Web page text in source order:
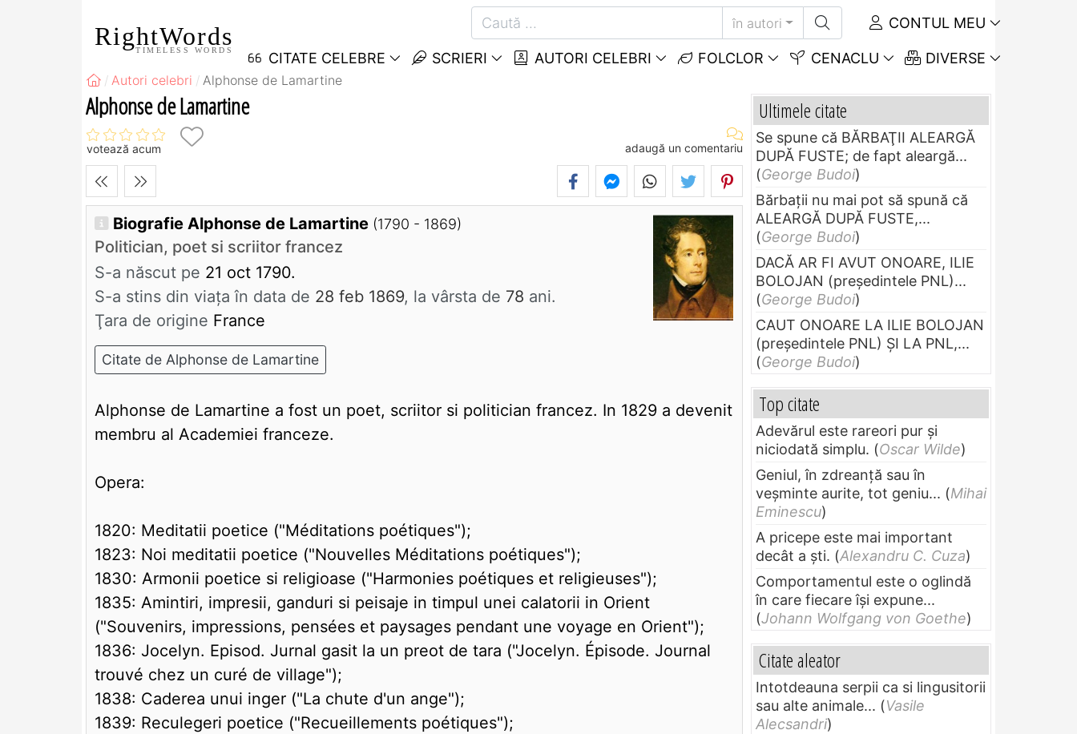
RightWords
TIMELESS WORDS
în autori CONTUL MEU
CITATE CELEBRE SCRIERI AUTORI CELEBRI FOLCLOR CENACLU DIVERSE
Autori celebri Alphonse de Lamartine
Alphonse de Lamartine
votează acum adaugă un comentariu
Biografie Alphonse de Lamartine (1790 - 1869)
Politician, poet si scriitor francez
S-a născut pe 21 oct 1790.
S-a stins din viaţa în data de 28 feb 1869, la vârsta de 78 ani.
Ţara de origine France
Citate de Alphonse de Lamartine
Alphonse de Lamartine a fost un poet, scriitor si politician francez. In 1829 a devenit
membru al Academiei franceze.
Opera:
1820: Meditatii poetice ("Méditations poétiques");
1823: Noi meditatii poetice ("Nouvelles Méditations poétiques");
1830: Armonii poetice si religioase ("Harmonies poétiques et religieuses");
1835: Amintiri, impresii, ganduri si peisaje in timpul unei calatorii in Orient
("Souvenirs, impressions, pensées et paysages pendant une voyage en Orient");
1836: Jocelyn. Episod. Jurnal gasit la un preot de tara ("Jocelyn. Épisode. Journal
trouvé chez un curé de village");
1838: Caderea unui inger ("La chute d'un ange");
1839: Reculegeri poetice ("Recueillements poétiques");
Ultimele citate
Se spune că BĂRBAŢII ALEARGĂ
DUPĂ FUSTE; de fapt aleargă...
(George Budoi)
Bărbaţii nu mai pot să spună că
ALEARGĂ DUPĂ FUSTE,...
(George Budoi)
DACĂ AR FI AVUT ONOARE, ILIE
BOLOJAN (preşedintele PNL)...
(George Budoi)
CAUT ONOARE LA ILIE BOLOJAN
(preşedintele PNL) ŞI LA PNL,...
(George Budoi)
Top citate
Adevărul este rareori pur și
niciodată simplu. (Oscar Wilde)
Geniul, în zdreanţă sau în
veşminte aurite, tot geniu... (Mihai
Eminescu)
A pricepe este mai important
decât a ști. (Alexandru C. Cuza)
Comportamentul este o oglindă
în care fiecare își expune...
(Johann Wolfgang von Goethe)
Citate aleator
Intotdeauna serpii ca si lingusitorii
sau alte animale... (Vasile
Alecsandri)